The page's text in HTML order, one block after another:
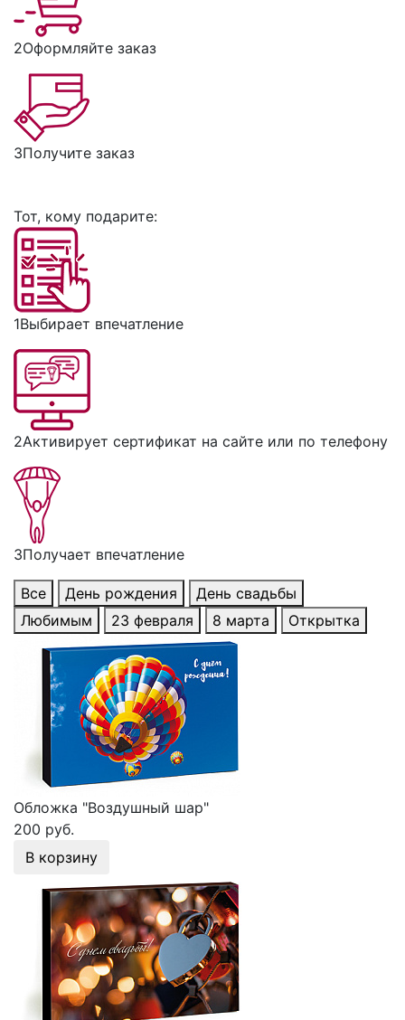
2Оформляйте заказ
3Получите заказ
Тот, кому подарите:
1Выбирает впечатление
2Активирует сертификат на сайте или по телефону
3Получает впечатление
Все День рождения
День свадьбы
Любимым
23 февраля 8 марта Открытка
Обложка "Воздушный шар"
200 руб.
В корзину